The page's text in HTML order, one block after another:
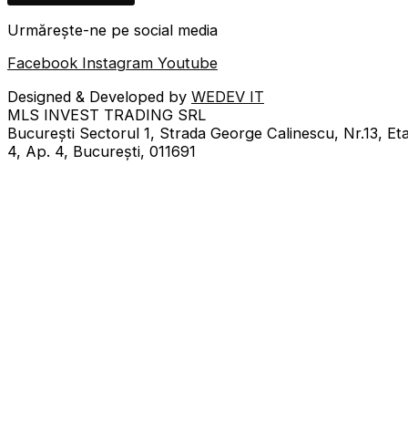
Urmărește-ne pe social media
Facebook Instagram Youtube
Designed & Developed by WEDEV IT
MLS INVEST TRADING SRL
București Sectorul 1, Strada George Calinescu, Nr.13,
4, Ap. 4, București, 011691